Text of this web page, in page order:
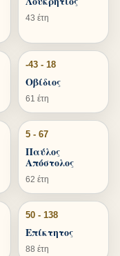
43 έτη
-43 - 18
Οβίδιος
61 έτη
5 - 67
Παύλος
Απόστολος
62 έτη
50 - 138
Επίκτητος
88 έτη